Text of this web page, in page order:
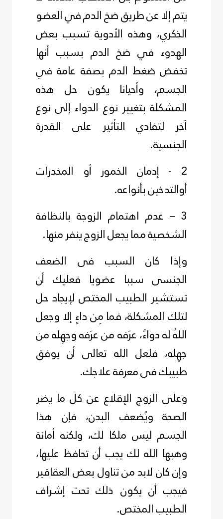
يتم إلا عن طريق ضخ الدم في العضو
الذكري، وهذه الأدوية تسبب بعض
الهدوء في ضخ الدم بسبب أنها
تخفض ضغط الدم بصفة عامة في
الجسم، وأحيانا يكون حل هذه
المشكلة بتغيير نوع الدواء إلى نوع
آخر لتفادي التأثير على القدرة
الجنسية.
2 - إدمان الخمور أو المخدرات
أوالتدخين بأنواعه.
3 – عدم اهتمام الزوجة بالنظافة
الشخصية مما يجعل الزوج ينفر منها.
وإذا كان السبب فى الضعف
الجنسى سببا عضويا فعليك أن
تستشير الطبيب المختص لإيجاد حل
لتلك المشكلة، فما مِن داءٍ إلا وجعل
اللهُ له دواءً، عرَفه من عرَفه وجهِله من
جهِله، فلعل الله تعالى أن يوفق
طبيبك فى معرفة علاجك.
وعلى الزوج الإقلاع عن كل ما يضر
الصحة ويُضعف البدن، فإن هذا
الجسم ليس ملكا لك، ولكنه أمانة
وهبها الله لك يجب أن تحافظ عليها،
وإن كان لابد من تناول بعض العقاقير
فيجب أن يكون ذلك تحت إشراف
الطبيب المختص.